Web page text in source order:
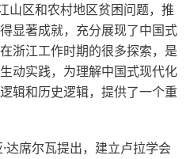
山区和农村地区贫困问题，推
显著成就，充分展现了中国式
浙江工作时期的很多探索，是
动实践，为理解中国式现代化
辑和历史逻辑，提供了一个重
达席尔瓦提出，建立卢拉学会